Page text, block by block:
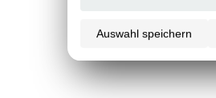
Auswahl speichern